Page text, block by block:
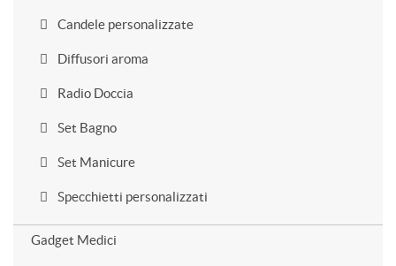
Candele personalizzate
Diffusori aroma
Radio Doccia
Set Bagno
Set Manicure
Specchietti personalizzati
Gadget Medici